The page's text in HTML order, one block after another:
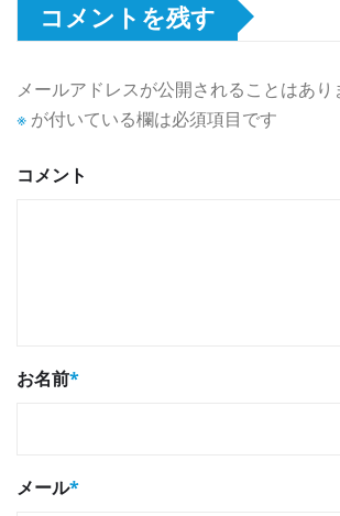
コメントを残す
メールアドレスが公開されることはあり
※ が付いている欄は必須項目です
コメント
お名前*
メール*